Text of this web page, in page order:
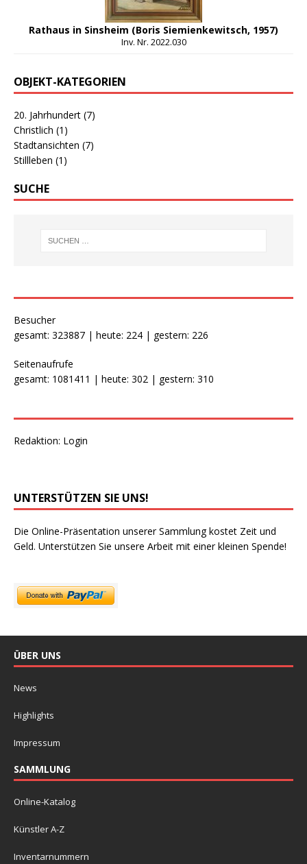
Rathaus in Sinsheim (Boris Siemienkewitsch, 1957)
Inv. Nr. 2022.030
OBJEKT-KATEGORIEN
20. Jahrhundert (7)
Christlich (1)
Stadtansichten (7)
Stillleben (1)
SUCHE
Besucher
gesamt: 323887 | heute: 224 | gestern: 226
Seitenaufrufe
gesamt: 1081411 | heute: 302 | gestern: 310
Redaktion: Login
UNTERSTÜTZEN SIE UNS!
Die Online-Präsentation unserer Sammlung kostet Zeit und
Geld. Unterstützen Sie unsere Arbeit mit einer kleinen Spende!
ÜBER UNS
News
Highlights
Impressum
SAMMLUNG
Online-Katalog
Künstler A-Z
Inventarnummern